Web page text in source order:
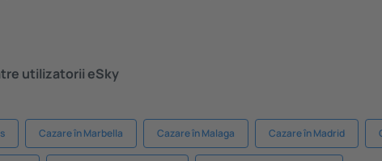
utilizatorii eSky
Cazare în Marbella Cazare în Malaga Cazare în Madrid